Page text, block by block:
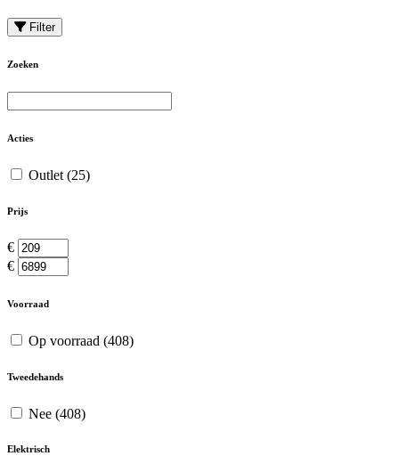
Filter
Zoeken
Acties
Outlet (25)
Prijs
€
€
Voorraad
Op voorraad (408)
Tweedehands
Nee (408)
Elektrisch